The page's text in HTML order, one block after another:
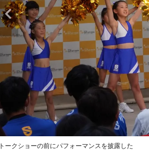
トークショーの前にパフォーマンスを披露した